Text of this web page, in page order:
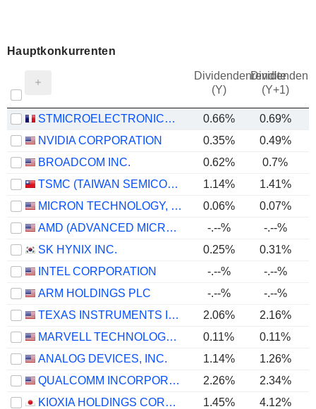
Hauptkonkurrenten
Dividendenrendite
(Y)
(Y+1)
STMICROELECTRONICS N.V. 0.66%
0.69%
NVIDIA CORPORATION
0.35% 0.49%
BROADCOM INC.
0.62%
0.7%
TSMC (TAIWAN SEMICONDUCTOR MANUFACTURING COMPANY)
1.14% 1.41%
MICRON TECHNOLOGY, INC.
0.06% 0.07%
AMD (ADVANCED MICRO DEVICES)
-.--% -.--%
SK HYNIX INC.
0.25%
0.31%
INTEL CORPORATION
-.--% -.--%
ARM HOLDINGS PLC
-.--% -.--%
TEXAS INSTRUMENTS INCORPORATED
2.06% 2.16%
MARVELL TECHNOLOGY GROUP LTD
0.11% 0.11%
ANALOG DEVICES, INC.
1.14% 1.26%
QUALCOMM INCORPORATED
2.26% 2.34%
KIOXIA HOLDINGS CORPORATION
1.45%
4.12%